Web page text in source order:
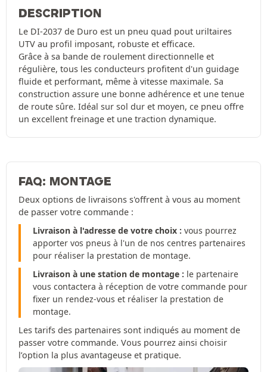
DESCRIPTION
Le DI-2037 de Duro est un pneu quad pout uriltaires
UTV au profil imposant, robuste et efficace.
Grâce à sa bande de roulement directionnelle et
régulière, tous les conducteurs profitent d'un guidage
fluide et performant, même à vitesse maximale. Sa
construction assure une bonne adhérence et une tenue
de route sûre. Idéal sur sol dur et moyen, ce pneu offre
un excellent freinage et une traction dynamique.
FAQ: MONTAGE
Deux options de livraisons s'offrent à vous au moment
de passer votre commande :
Livraison à l'adresse de votre choix : vous pourrez
apporter vos pneus à l'un de nos centres partenaires
pour réaliser la prestation de montage.
Livraison à une station de montage : le partenaire
vous contactera à réception de votre commande pour
fixer un rendez-vous et réaliser la prestation de
montage.
Les tarifs des partenaires sont indiqués au moment de
passer votre commande. Vous pourrez ainsi choisir
l’option la plus avantageuse et pratique.